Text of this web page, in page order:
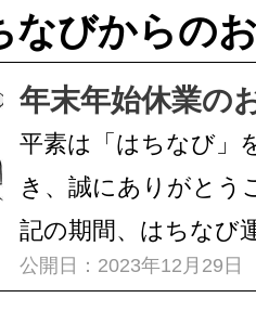
なびからの
年末年始休業の
平素は「はちなび」
き、誠にありがとう
記の期間、はちなび
末年始...
公開日：2023年12月29日